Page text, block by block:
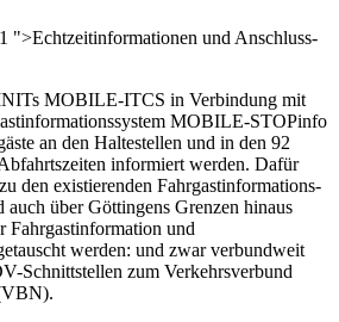
">Echtzeit­informationen und Anschluss­
MOBILE-ITCS in Verbindung mit
MOBILE-STOPinfo
an den Haltestellen und in den 92
informiert werden. Dafür
den existierenden Fahrgastinforma­tions­
auch über Göttingens Grenzen hinaus
Fahrgastinformation und
werden: und zwar verbundweit
Schnittstellen zum Verkehrsverbund